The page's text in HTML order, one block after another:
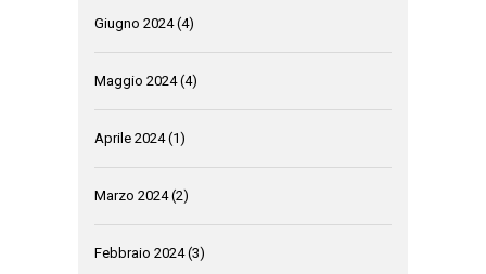
Giugno 2024(4)
Maggio 2024(4)
Aprile 2024(1)
Marzo 2024(2)
Febbraio 2024(3)